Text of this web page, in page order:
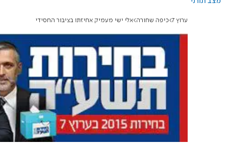
ערוץ 7 כיפה שחורה אלי ישי מעמיק אחיזתו בציבור החסידי